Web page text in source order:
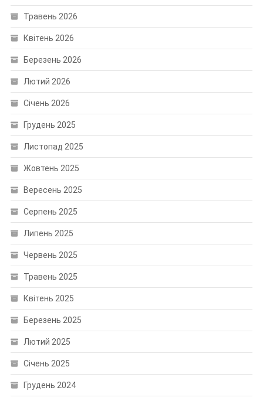
Травень 2026
Квітень 2026
Березень 2026
Лютий 2026
Січень 2026
Грудень 2025
Листопад 2025
Жовтень 2025
Вересень 2025
Серпень 2025
Липень 2025
Червень 2025
Травень 2025
Квітень 2025
Березень 2025
Лютий 2025
Січень 2025
Грудень 2024